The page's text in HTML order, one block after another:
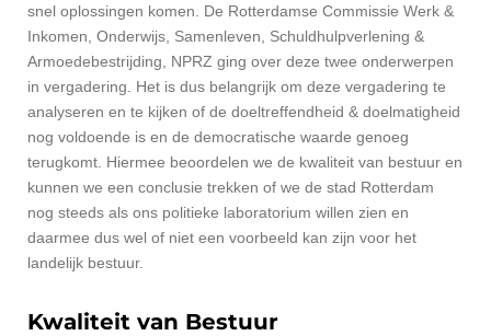
snel oplossingen komen. De Rotterdamse Commissie Werk &
Inkomen, Onderwijs, Samenleven, Schuldhulpverlening &
Armoedebestrijding, NPRZ ging over deze twee onderwerpen
in vergadering. Het is dus belangrijk om deze vergadering te
analyseren en te kijken of de doeltreffendheid & doelmatigheid
nog voldoende is en de democratische waarde genoeg
terugkomt. Hiermee beoordelen we de kwaliteit van bestuur en
kunnen we een conclusie trekken of we de stad Rotterdam
nog steeds als ons politieke laboratorium willen zien en
daarmee dus wel of niet een voorbeeld kan zijn voor het
landelijk bestuur.
Kwaliteit van Bestuur